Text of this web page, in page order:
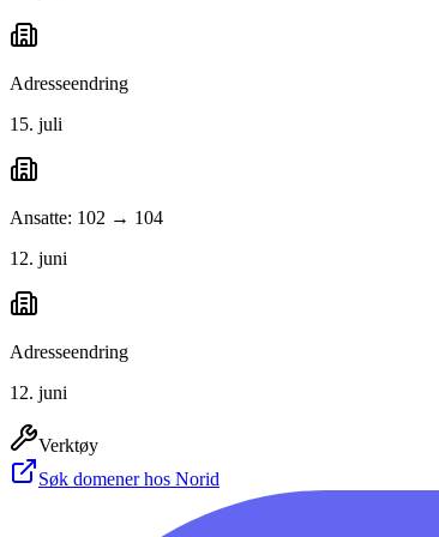
Adresseendring
15. juli
Ansatte: 102 → 104
12. juni
Adresseendring
12. juni
Verktøy
Søk domener hos Norid